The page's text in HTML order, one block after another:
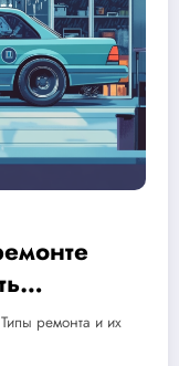
ремонта и их